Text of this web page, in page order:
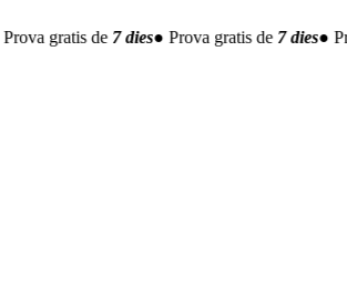
gratis de7 dies● Prova gratis de7 dies●